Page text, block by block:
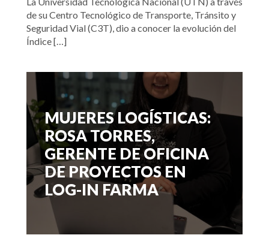
de su Centro Tecnológico de Transporte, Tránsito y
Seguridad Vial (C3T), dio a conocer la evolución del
Índice […]
MUJERES LOGÍSTICAS:
ROSA TORRES,
GERENTE DE OFICINA
DE PROYECTOS EN
LOG-IN FARMA